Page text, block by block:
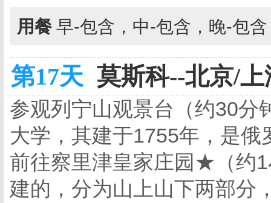
用餐 早-包含，中-包含，晚-包
第17天 莫斯科--北京/
参观列宁山观景台（约30分
大学，其建于1755年，是
前往察里津皇家庄园★（约
建的，分为山上山下两部分